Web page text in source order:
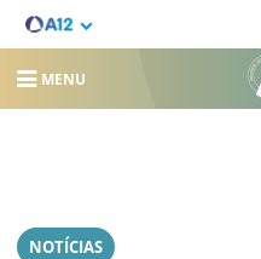
MENU
NOTÍCIAS